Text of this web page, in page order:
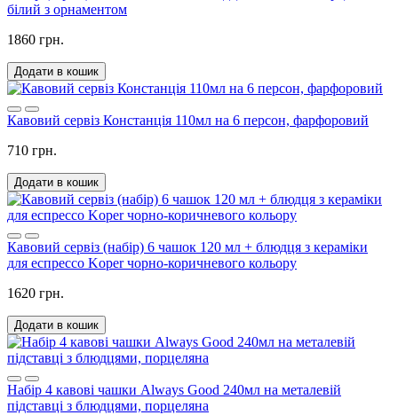
білий з орнаментом
1860 грн.
Додати в кошик
Кавовий сервіз Констанція 110мл на 6 персон, фарфоровий
710 грн.
Додати в кошик
Кавовий сервіз (набір) 6 чашок 120 мл + блюдця з кераміки
для еспрессо Koper чорно-коричневого кольору
1620 грн.
Додати в кошик
Набір 4 кавові чашки Always Good 240мл на металевій
підставці з блюдцями, порцеляна